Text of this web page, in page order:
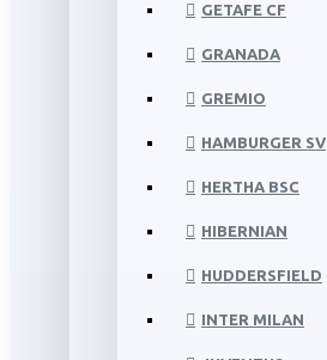
GETAFE CF
GRANADA
GREMIO
HAMBURGER SV
HERTHA BSC
HIBERNIAN
HUDDERSFIELD
INTER MILAN